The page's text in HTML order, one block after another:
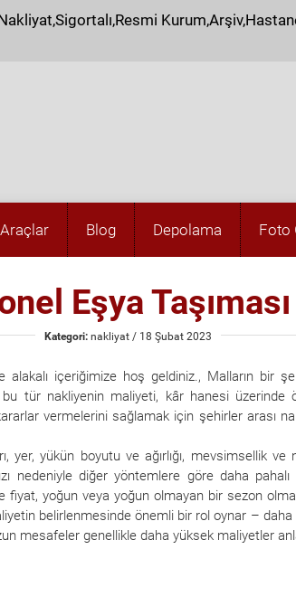
Araçlar Blog Depolama Foto
Eşya Taşıması
Kategori: nakliyat/ 18 Şubat 2023
alakalı içeriğimize hoş geldiniz., Malların bir
tür nakliyenin maliyeti, kâr hanesi üzerinde
vermelerini sağlamak için şehirler arası
yer, yükün boyutu ve ağırlığı, mevsimsellik
nedeniyle diğer yöntemlere göre daha
fiyat, yoğun veya yoğun olmayan bir sezon
belirlenmesinde önemli bir rol oynar –
mesafeler genellikle daha yüksek maliyetler